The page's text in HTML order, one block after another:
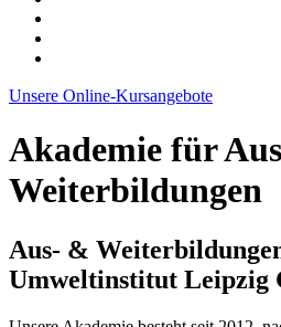
Unsere Online-Kursangebote
Akademie für
Weiterbildungen
Aus- &
Umweltinstitut Leipzig